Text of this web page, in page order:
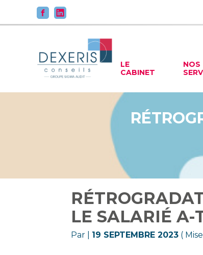
au
Principal
LE
CABINET
NOS
LE SALARIÉ A-
Par 19 SEPTEMBRE 2023 (